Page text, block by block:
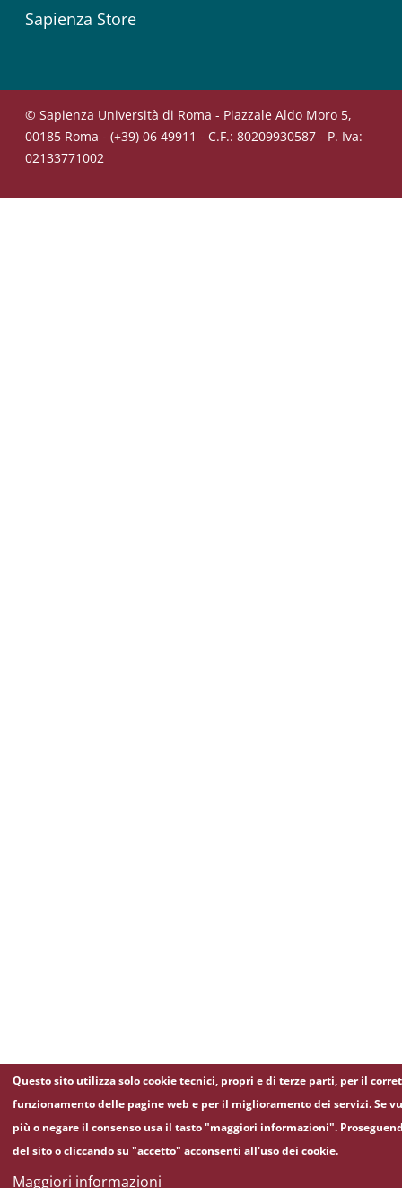
Sapienza Store
© Sapienza Università di Roma - Piazzale Aldo Moro 5,
00185 Roma - (+39) 06 49911 - C.F.: 80209930587 - P. Iva:
02133771002
Questo sito utilizza solo cookie tecnici, propri e di terze parti, per il
funzionamento delle pagine web e per il miglioramento dei servizi. Se
più o negare il consenso usa il tasto "maggiori informazioni".
del sito o cliccando su "accetto" acconsenti all'uso dei cookie.
Maggiori informazioni